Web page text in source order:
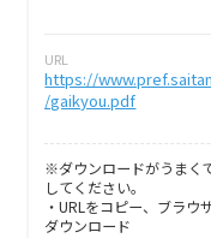
URL
https://
/gaikyou.pdf
※ダウンロードがうまく
してください。
・URLをコピー、ブラウ
ダウンロード